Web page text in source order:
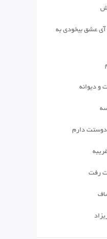
آی عشق بیخودی به
و دیوانه
دوستت دارم
رفت